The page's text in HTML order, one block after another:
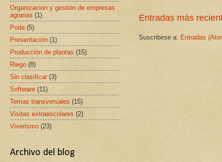
Entradas más
Suscribirse a: Entradas
Organizacion y gestión de empresas
agrarias (1)
Poda (5)
Presentación (1)
Producción de plantas (15)
Riego (8)
Sin clasificar (3)
Software (11)
Temas transversales (15)
Visitas extraescolares (2)
Viverismo (23)
Archivo del blog